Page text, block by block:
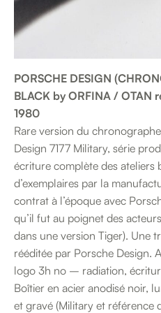
PORSCHE DESIGN
BLACK by ORFINA / OTAN
1980
Rare version du
Design 7177 Military, série
écriture complète des ateliers
d’exemplaires par la
contrat à l’époque avec
qu’il fut au poignet des
dans une version Tiger). Une
rééditée par Porsche Design.
logo 3h no – radiation,
Boîtier en acier anodisé noir,
et gravé (Military et référence